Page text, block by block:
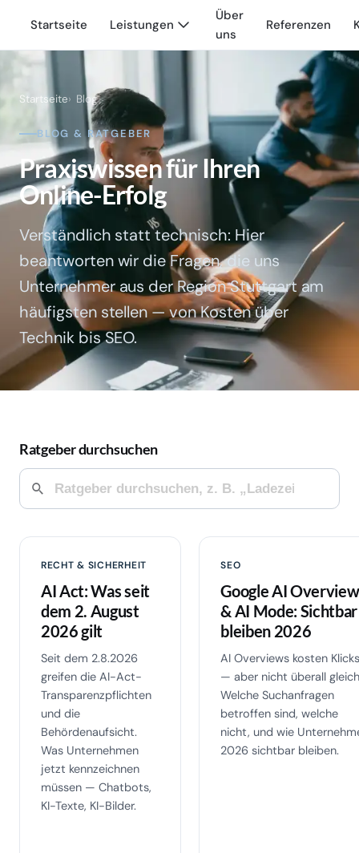
Startseite Leistungen
Über
uns
Referenzen
Startseite Blog
BLOG & RATGEBER
Praxiswissen für Ihren
Online-Erfolg
Verständlich statt technisch: Hier
beantworten wir die Fragen, die uns
Unternehmer aus der Region Stuttgart am
häufigsten stellen — von Kosten über
Technik bis SEO.
Ratgeber durchsuchen
RECHT & SICHERHEIT
AI Act: Was seit
dem 2. August
2026 gilt
Seit dem 2.8.2026
greifen die AI-Act-
Transparenzpflichten
und die
Behördenaufsicht.
Was Unternehmen
jetzt kennzeichnen
müssen — Chatbots,
KI-Texte, KI-Bilder.
SEO
Google AI
& AI Mode: Sichtbar
bleiben 2026
AI Overviews kosten
— aber nicht überall
Welche Suchanfragen
betroffen sind, welche
nicht, und wie
2026 sichtbar bleiben.